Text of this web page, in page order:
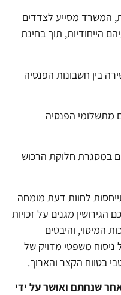
המשרד מסייע לצדדים
הייחודיות, תוך בחינת
בין חשבונות הפנסיה
מתשלומי הפנסיה
במסגרת חלוקת הרכוש
לחוות דעת מומחה
מגנים על זכויות
המיסוי, והיבטים
ניסוח משפטי מדויק של
בטווח הקצר והארוך.
שנחתם ואושר על ידי